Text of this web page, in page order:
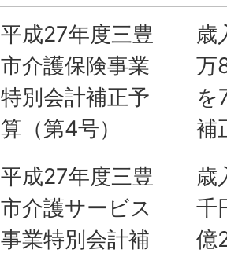
平成27年度三豊
市介護保険事業
特別会計補正予
算（第4号）
歳
万
を
補
平成27年度三豊
市介護サービス
事業特別会計補
歳
千
億